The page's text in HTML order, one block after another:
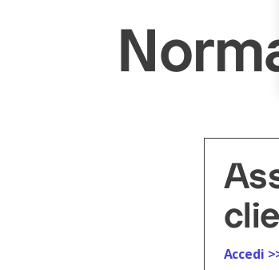
Accedi